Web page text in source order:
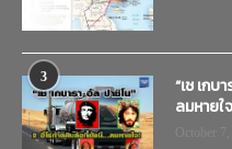
3
“เช เก
ลมหายใ